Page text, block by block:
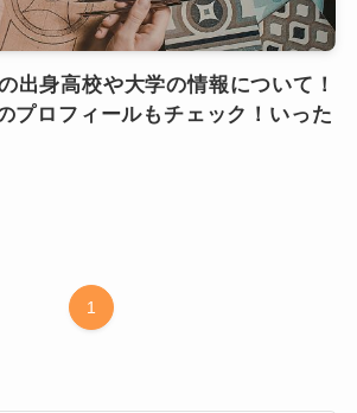
出身高校や大学の情報について！
プロフィールもチェック！いった
1